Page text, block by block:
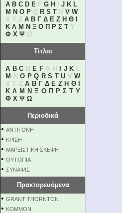
A B C D E F G H J K L
M N O P Q R S T U V W
X Y Z Α Β Γ Δ Ε Ζ Η Θ
Κ Λ Μ Ν Ξ Ο Π Ρ Σ Τ Υ
Φ Χ Ψ Ω
Τίτλοι
A B C D E FG H J K L
M
N O P Q R S T U V W
X Y ZΑ Β Γ Δ Ε Ζ Η Θ
Κ Λ Μ Ν Ξ Ο Π Ρ Σ Τ Υ
Φ Χ Ψ Ω
Περιοδικά
• ΑΝΤΙΓΟΝΗ
• ΚΡΙΣΗ
• ΜΑΡΞΙΣΤΙΚΗ ΣΚΕΨΗ
• ΟΥΤΟΠΙΑ
• ΣΥΝΑΨΙΣ
Πρακτορευόμενα
• GRANT THORNTON
• KOMMON